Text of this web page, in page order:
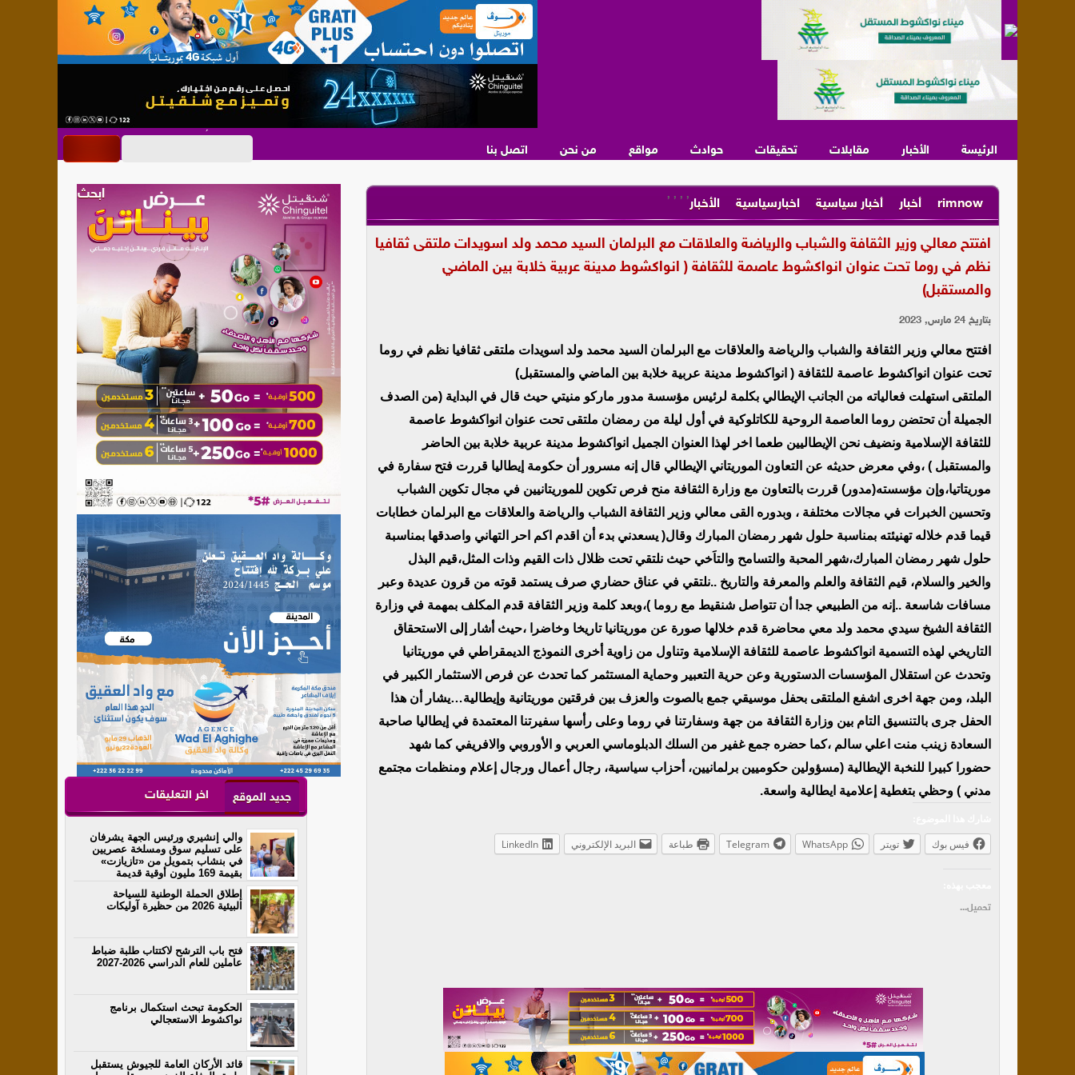
الرئيسة الأخبار مقابلات تحقيقات حوادث مواقع من نحن اتصل بنا
rimnow
,
أخبار
,
أخبار سياسية
,
اخبارسياسية
,
الأخبار
افتتح معالي وزير الثقافة والشباب والرياضة والعلاقات مع البرلمان السيد محمد ولد اسويدات ملتقى ثقافيا
نظم في روما تحت عنوان انواكشوط عاصمة للثقافة ( انواكشوط مدينة عربية خلابة بين الماضي
والمستقبل)
بتاريخ 24 مارس, 2023
افتتح معالي وزير الثقافة والشباب والرياضة والعلاقات مع البرلمان السيد محمد ولد اسويدات ملتقى ثقافيا نظم في روما
تحت عنوان انواكشوط عاصمة للثقافة ( انواكشوط مدينة عربية خلابة بين الماضي والمستقبل)
الملتقى استهلت فعالياته من الجانب الإيطالي بكلمة لرئيس مؤسسة مدور ماركو منيتي حيث قال في البداية (من الصدف
الجميلة أن تحتضن روما العاصمة الروحية للكاتلوكية في أول ليلة من رمضان ملتقى تحت عنوان انواكشوط عاصمة
للثقافة الإسلامية ونضيف نحن الإيطاليين طعما اخر لهذا العنوان الجميل انواكشوط مدينة عربية خلابة بين الحاضر
والمستقبل ) ،وفي معرض حديثه عن التعاون الموريتاني الإيطالي قال إنه مسرور أن حكومة إيطاليا قررت فتح سفارة في
موريتاتيا،وإن مؤسسته(مدور) قررت بالتعاون مع وزارة الثقافة منح فرص تكوين للموريتانيين في مجال تكوين الشباب
وتحسين الخبرات في مجالات مختلفة ، وبدوره القى معالي وزير الثقافة الشباب والرياضة والعلاقات مع البرلمان خطابات
قيما قدم خلاله تهنيئته بمناسبة حلول شهر رمضان المبارك وقال( يسعدني بدء أن اقدم اكم احر التهاني واصدقها بمناسبة
حلول شهر رمضان المبارك،شهر المحبة والتسامح والتاَخي حيث نلتقي تحت ظلال ذات القيم وذات المثل،قيم البذل
والخير والسلام، قيم الثقافة والعلم والمعرفة والتاريخ ..نلتقي في عناق حضاري صرف يستمد قوته من قرون عديدة وعبر
مسافات شاسعة ..إنه من الطبيعي جدا أن تتواصل شنقيط مع روما )،وبعد كلمة وزير الثقافة قدم المكلف بمهمة في وزارة
الثقافة الشيخ سيدي محمد ولد معي محاضرة قدم خلالها صورة عن موريتانيا تاريخا وخاضرا ،حيث أشار إلى الاستحقاق
التاريخي لهذه التسمية انواكشوط عاصمة للثقافة الإسلامية وتناول من زاوية أخرى النموذج الديمقراطي في موريتانيا
وتحدث عن استقلال المؤسسات الدستورية وعن حرية التعبير وحماية المستثمر كما تحدث عن فرص الاستثمار الكبير في
البلد، ومن جهة اخرى اشفع الملتقى بحفل موسيقي جمع بالصوت والعزف بين فرقتين موريتانية وإيطالية…يشار أن هذا
الحفل جرى بالتنسيق التام بين وزارة الثقافة من جهة وسفارتنا في روما وعلى رأسها سفيرتنا المعتمدة في إيطاليا صاحبة
السعادة زينب منت اعلي سالم ،كما حضره جمع غفير من السلك الدبلوماسي العربي و الأوروبي والافريفي كما شهد
حضورا كبيرا للنخبة الإيطالية (مسؤولين حكوميين برلمانيين، أحزاب سياسية، رجال أعمال ورجال إعلام ومنظمات مجتمع
مدني ) وحظي بتغطية إعلامية ايطالية واسعة.
فيس بوك تويتر WhatsApp
Telegram طباعة البريد الإلكتروني LinkedIn
تحميل...
جديد الموقع اخر التعليقات
والي إنشيري ورئيس الجهة يشرفان
على تسليم سوق ومسلخة عصريين
في بنشاب بتمويل من «تازيازت»
بقيمة 169 مليون أوقية قديمة
إطلاق الحملة الوطنية للسياحة
البيئية 2026 من حظيرة آوليكات
فتح باب الترشح لاكتتاب طلبة ضباط
عاملين للعام الدراسي 2026-2027
الحكومة تبحث استكمال برنامج
نواكشوط الاستعجالي
قائد الأركان العامة للجيوش يستقبل